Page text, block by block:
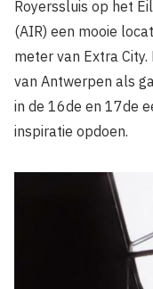
Royerssluis op het
(AIR) een mooie
meter van Extra
van Antwerpen als
in de 16de en 17de
inspiratie opdoen.